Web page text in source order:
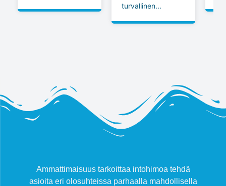
turvallinen...
Ammattimaisuus tarkoittaa intohimoa tehdä
asioita eri olosuhteissa parhaalla mahdollisella